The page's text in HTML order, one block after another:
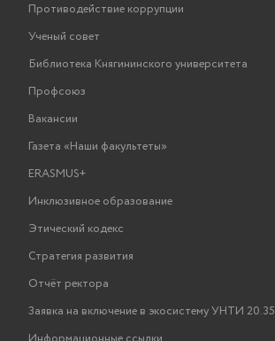
Противодействие коррупции
Ученый совет
Библиотека Княгининского университета
Профсоюз
Вакансии
Газета «Наши факультеты»
ERASMUS+
Инклюзивное образование
Этический кодекс
Стратегия развития
Отчёт ректора
Заявка на включение в экосистему УНТИ 20.35